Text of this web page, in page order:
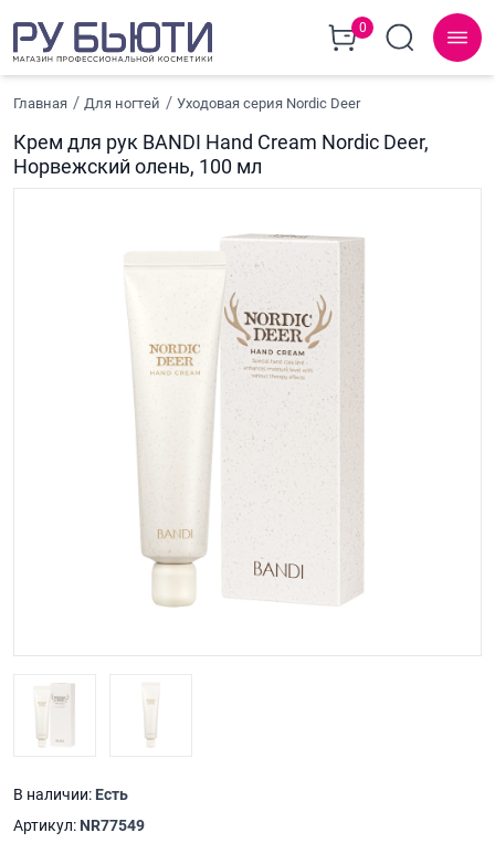
0
Главная Для ногтей Уходовая серия Nordic Deer
Крем для рук BANDI Hand Cream Nordic Deer,
Норвежский олень, 100 мл
В наличии: Есть
Артикул: NR77549